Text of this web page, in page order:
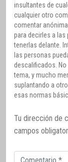
insultantes de
cualquier otro
comentar
para decirles a
tenerlas delante.
las personas
descalificados.
tema, y mucho
suplantando a
esas normas
Tu dirección de
campos
Comentario